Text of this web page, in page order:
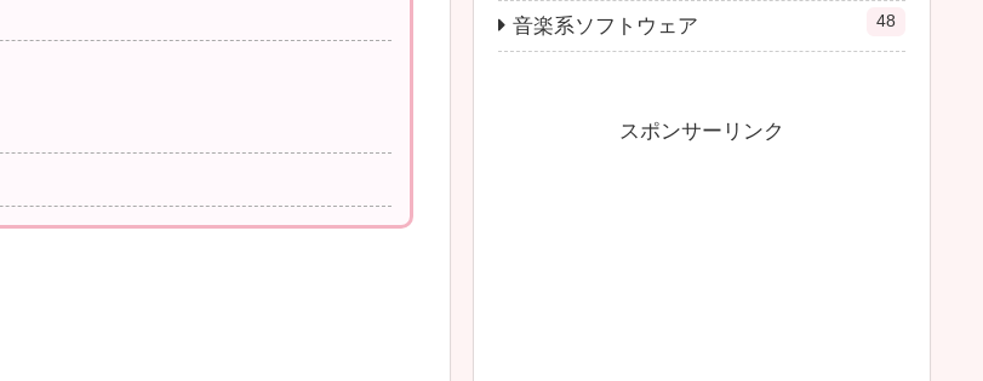
音楽系ソフトウェア 48
スポンサーリンク